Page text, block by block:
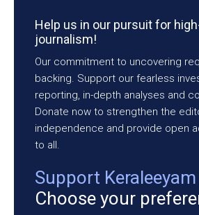
Help us in our pursuit for
journalism!
Our commitment to uncovering
backing. Support our fearless
reporting, in-depth analyses and
Donate now to strengthen the
independence and provide open
to all.
Support Keraleeyam
Choose your